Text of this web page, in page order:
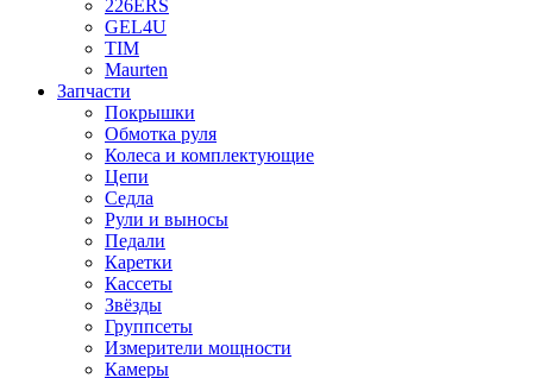
226ERS
GEL4U
TIM
Maurten
Запчасти
Покрышки
Обмотка руля
Колеса и комплектующие
Цепи
Седла
Рули и выносы
Педали
Каретки
Кассеты
Звёзды
Группсеты
Измерители мощности
Камеры